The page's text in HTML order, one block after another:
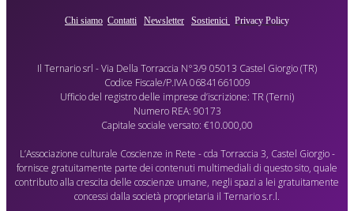
Chi siamo Contatti Newsletter Sostienici Privacy Policy
Il Ternario srl - Via Della Torraccia N°3/9 05013 Castel Giorgio (TR)
Codice Fiscale/P.IVA 06841661009
Ufficio del registro delle imprese d’iscrizione: TR (Terni)
Numero REA: 90173
Capitale sociale versato: €10.000,00
L’Associazione culturale Coscienze in Rete - cda Torraccia 3, Castel Giorgio -
fornisce gratuitamente parte dei contenuti multimediali di questo sito, quale
contributo alla crescita delle coscienze umane, negli spazi a lei gratuitamente
concessi dalla società proprietaria il Ternario s.r.l.